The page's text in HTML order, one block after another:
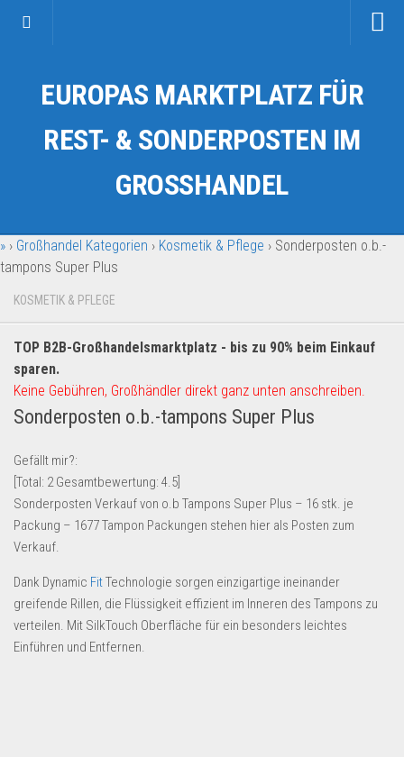
Kategorien
Auto & Motorrad
Fahrzeuge & Transport
Garten & Werkzeug
Geschäft, Büro & Schreibwaren
Geschenkartikel
Handy und Smartphone
Kosmetik & Pflege
Lebensmittel & Getränke
Multimedia & Elektro
Münzen
Spielzeug & Games
Schuhe & Accessoires
Sport & Freizeit
Uhren & Schmuck
Wohnen & Einrichten
EUROPAS MARKTPLATZ FÜR
REST- & SONDERPOSTEN IM
GROSSHANDEL
» › Großhandel Kategorien › Kosmetik & Pflege › Sonderposten o.b.-
tampons Super Plus
KOSMETIK & PFLEGE
TOP B2B-Großhandelsmarktplatz - bis zu 90% beim Einkauf
sparen.
Keine Gebühren, Großhändler direkt ganz unten anschreiben.
Sonderposten o.b.-tampons Super Plus
Gefällt mir?:
[Total: 2Gesamtbewertung: 4.5
Sonderposten Verkauf von o.b Tampons Super Plus – 16 stk. je
Packung – 1677 Tampon Packungen stehen hier als Posten zum
Verkauf.
Dank Dynamic FitTechnologie sorgen einzigartige ineinander
greifende Rillen, die Flüssigkeit effizient im Inneren des Tampons zu
verteilen. Mit SilkTouch Oberfläche für ein besonders leichtes
Einführen und Entfernen.